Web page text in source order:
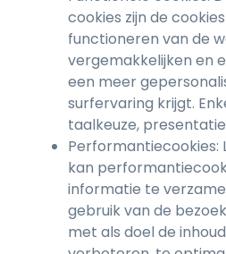
cookies zijn de
functioneren van de
vergemakkelijken en
een meer
surfervaring krijgt.
taalkeuze,
Performantiecookies:
kan
informatie te
gebruik van de
met als doel de